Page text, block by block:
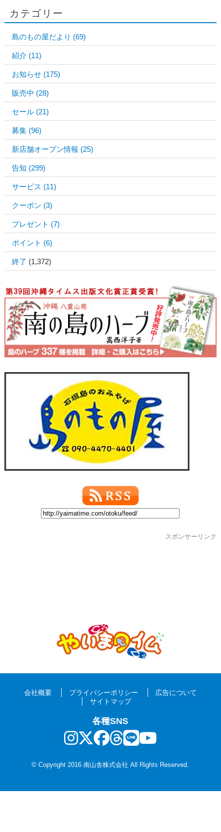
カテゴリー
島のもの屋だより (69)
紹介 (11)
お知らせ (175)
販売中 (28)
セール (21)
募集 (96)
新店舗オープン情報 (25)
告知 (299)
サービス (11)
クーポン (3)
プレゼント (7)
ポイント (6)
終了 (1,372)
スポンサーリンク
会社概要 プライバシーポリシー
広告について
サイトマップ
各種SNS
© Copyright 2016 南山舎株式会社 All Rights Reserved.